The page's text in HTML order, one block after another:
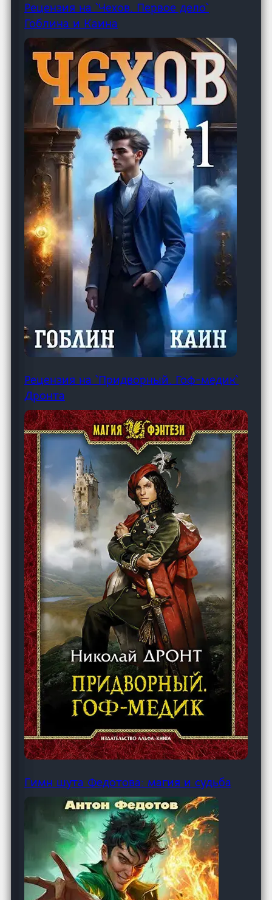
Рецензия на `Чехов. Первое дело`
Гоблина и Каина
Рецензия на `Придворный. Гоф-медик`
Дронта
Гимн шута Федотова: магия и судьба